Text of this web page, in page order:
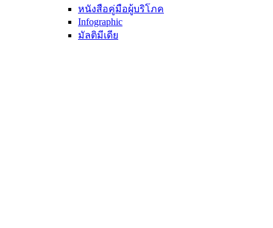
หนังสือคู่มือผู้บริโภค
Infographic
มัลติมีเดีย